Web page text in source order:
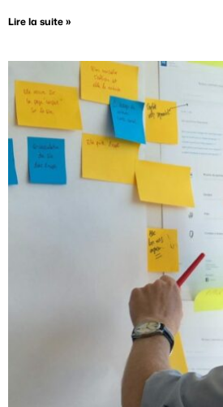
Lire la suite »